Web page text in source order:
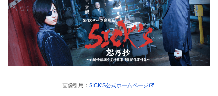
画像引用： SICK’S公式ホームページ